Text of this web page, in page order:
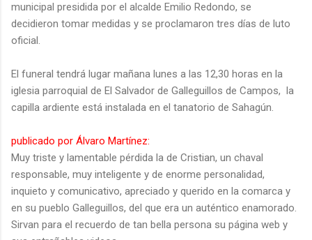
municipal presidida por el alcalde Emilio Redondo, se
decidieron tomar medidas y se proclamaron tres días de luto
oficial.
El funeral tendrá lugar mañana lunes a las 12,30 horas en la
iglesia parroquial de El Salvador de Galleguillos de Campos, la
capilla ardiente está instalada en el tanatorio de Sahagún.
publicado por Álvaro Martínez:
Muy triste y lamentable pérdida la de Cristian, un chaval
responsable, muy inteligente y de enorme personalidad,
inquieto y comunicativo, apreciado y querido en la comarca y
en su pueblo Galleguillos, del que era un auténtico enamorado.
Sirvan para el recuerdo de tan bella persona su página web y